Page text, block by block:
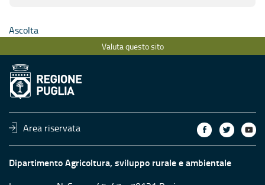
Ascolta
Valuta questo sito
Area riservata
Dipartimento Agricoltura, sviluppo rurale e ambientale